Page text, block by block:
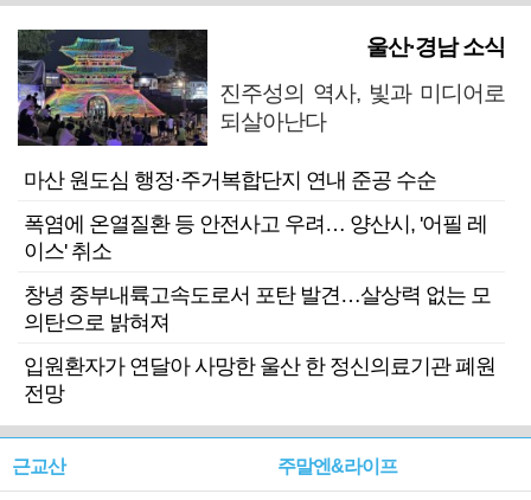
울산·경남 소식
진주성의 역사, 빛과 미디어로
되살아난다
마산 원도심 행정·주거복합단지 연내 준공 수순
폭염에 온열질환 등 안전사고 우려… 양산시, '어필 레
이스' 취소
창녕 중부내륙고속도로서 포탄 발견…살상력 없는 모
의탄으로 밝혀져
입원환자가 연달아 사망한 울산 한 정신의료기관 폐원
전망
근교산 주말엔&라이프